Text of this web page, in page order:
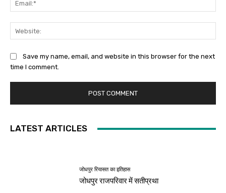
Save my name, email, and website in this browser for the next
time I comment.
LATEST ARTICLES
जोधपुर रियासत का इतिहास
जोधपुर राजपरिवार में सतीप्रथा